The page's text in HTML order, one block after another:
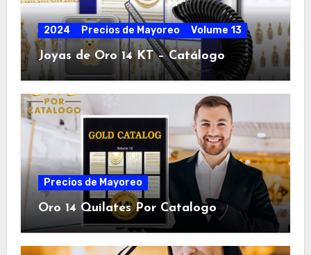
2024 Precios de Mayoreo Volume 13
Joyas de Oro 14 KT – Catálogo
Precios de Mayoreo
Oro 14 Quilates Por Catalogo